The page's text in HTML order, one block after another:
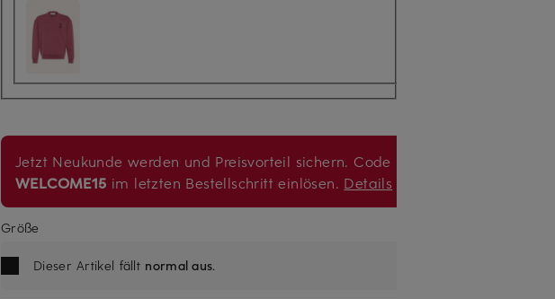
Jetzt Neukunde werden und Preisvorteil sichern. Code
WELCOME15 im letzten Bestellschritt einlösen. Details
Größe
Dieser Artikel fällt normal aus.